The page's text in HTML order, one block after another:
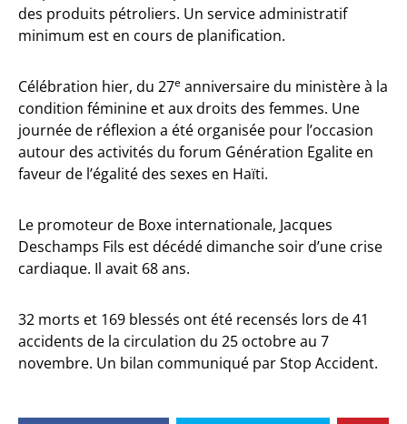
des produits pétroliers. Un service administratif
minimum est en cours de planification.
Célébration hier, du 27e anniversaire du ministère à la
condition féminine et aux droits des femmes. Une
journée de réflexion a été organisée pour l’occasion
autour des activités du forum Génération Egalite en
faveur de l’égalité des sexes en Haïti.
Le promoteur de Boxe internationale, Jacques
Deschamps Fils est décédé dimanche soir d’une crise
cardiaque. Il avait 68 ans.
32 morts et 169 blessés ont été recensés lors de 41
accidents de la circulation du 25 octobre au 7
novembre. Un bilan communiqué par Stop Accident.